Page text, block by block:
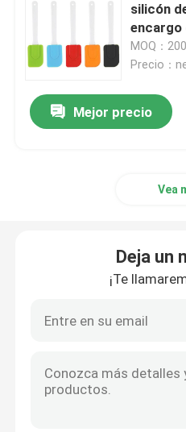
Sobre nosotros
Viaje de la fábrica
Forme el molde del silicón
Moldes del silicón del
silicón
encargo
colorean
MOQ：
Precio：
Mejor precio
Vea
Deja un
¡Te